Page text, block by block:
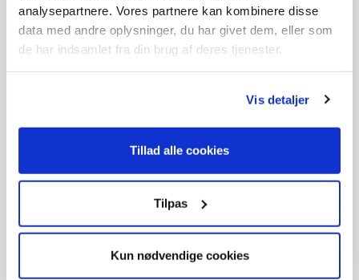
analysepartnere. Vores partnere kan kombinere disse
data med andre oplysninger, du har givet dem, eller som
de har indsamlet fra din brug af deres tjenester.
Vis detaljer
Tillad alle cookies
Tilpas
Kun nødvendige cookies
På lager På lager